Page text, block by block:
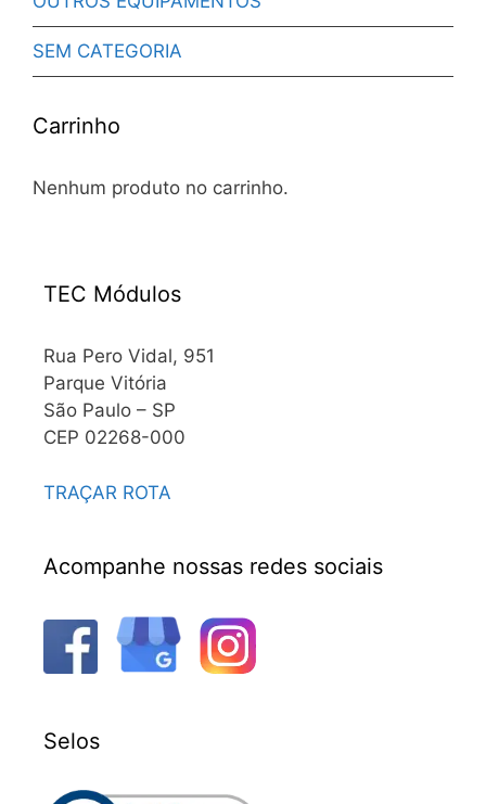
SEM CATEGORIA
Carrinho
Nenhum produto no carrinho.
TEC Módulos
Rua Pero Vidal, 951
Parque Vitória
São Paulo – SP
CEP 02268-000
TRAÇAR ROTA
Acompanhe nossas redes sociais
Selos